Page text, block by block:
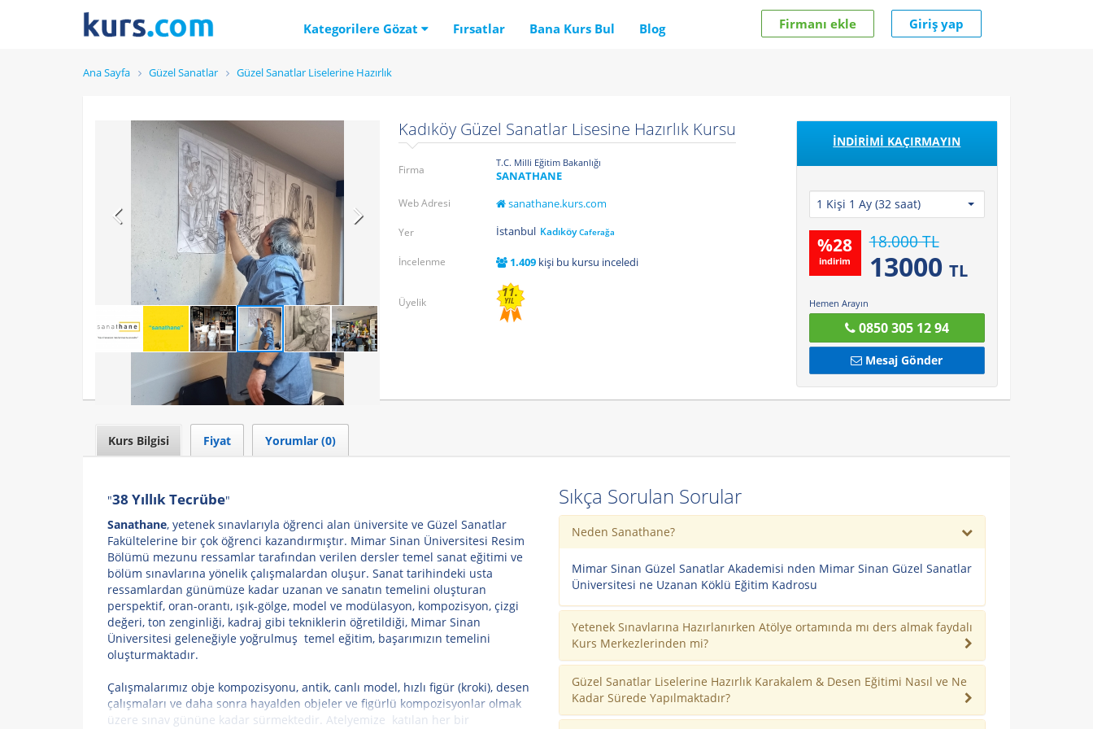
Kategorilere Gözat Fırsatlar Bana Kurs Bul Blog Giriş yap
Firmanı ekle
Ana Sayfa Güzel Sanatlar Güzel Sanatlar Liselerine Hazırlık
Kadıköy Güzel Sanatlar Lisesine Hazırlık Kursu
Firma
T.C. Milli Eğitim Bakanlığı
SANATHANE
Web Adresi sanathane.kurs.com
Yer İstanbul KadıköyCaferağa
İncelenme 1.409 kişi bu kursu inceledi
Üyelik
11.
YIL
İNDİRİMİ KAÇIRMAYIN
1 Kişi 1 Ay (32 saat)
%28
indirim
18.000 TL
13000 TL
Hemen Arayın
0850 305 12 94
Mesaj Gönder
Kurs Bilgisi Fiyat Yorumlar (0)
38 Yıllık Tecrübe
Sanathane, yetenek sınavlarıyla öğrenci alan üniversite ve Güzel Sanatlar
Fakültelerine bir çok öğrenci kazandırmıştır. Mimar Sinan Üniversitesi Resim
Bölümü mezunu ressamlar tarafından verilen dersler temel sanat eğitimi ve
bölüm sınavlarına yönelik çalışmalardan oluşur. Sanat tarihindeki usta
ressamlardan günümüze kadar uzanan ve sanatın temelini oluşturan
perspektif, oran-orantı, ışık-gölge, model ve modülasyon, kompozisyon, çizgi
değeri, ton zenginliği, kadraj gibi tekniklerin öğretildiği, Mimar Sinan
Üniversitesi geleneğiyle yoğrulmuş temel eğitim, başarımızın temelini
oluşturmaktadır.
Çalışmalarımız obje kompozisyonu, antik, canlı model, hızlı figür (kroki), desen
çalışmaları ve daha sonra hayalden objeler ve figürlü kompozisyonlar olmak
üzere sınav gününe kadar sürmektedir. Atelyemize katılan her bir
Sıkça Sorulan Sorular
Neden Sanathane?
Mimar Sinan Güzel Sanatlar Akademisi nden Mimar Sinan Güzel Sanatlar
Üniversitesi ne Uzanan Köklü Eğitim Kadrosu
Yetenek Sınavlarına Hazırlanırken Atölye ortamında mı ders almak faydalı
Kurs Merkezlerinden mi?
Güzel Sanatlar Liselerine Hazırlık Karakalem & Desen Eğitimi Nasıl ve Ne
Kadar Sürede Yapılmaktadır?